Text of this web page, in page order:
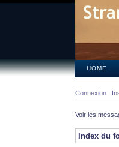
HOME
Connexion
Voir les
Index du